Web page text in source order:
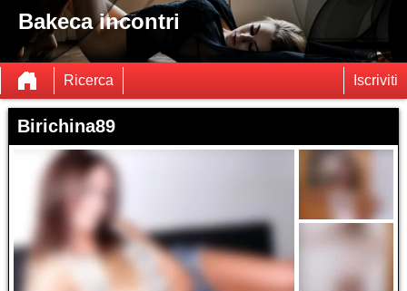
Bakeca incontri
Ricerca Iscriviti
Birichina89